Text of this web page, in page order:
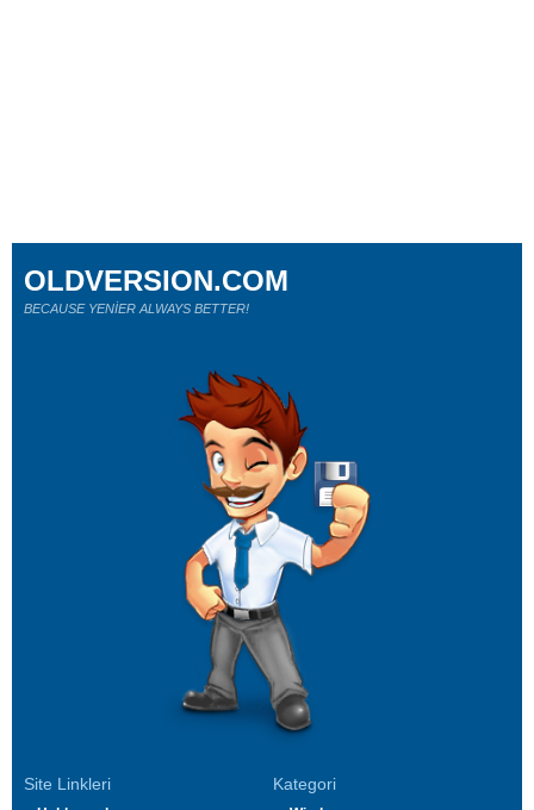
Site Linkleri Kategori
OLDVERSION.COM
BECAUSE YENİER ALWAYS BETTER!